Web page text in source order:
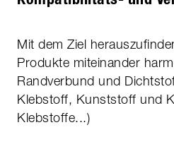
Mit dem Ziel
Produkte miteinander
Randverbund und
Klebstoff, Kunststoff und
Klebstoffe...)